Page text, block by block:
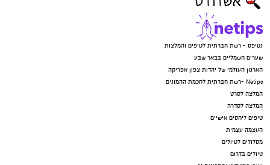
נטיפס - רשת חברתית לטיפים והמלצות
שערים חשמליים בבאר שבע
הארגון העולמי של יהדות צפון אפריקה
Netips -רשת חברתית לחכמת ההמונים
המלצה לסרט
המלצה לסדרה
טיפים ליחסים אישיים
העצמה עצמית
מסלולים לטיולים
טיולים בדרום